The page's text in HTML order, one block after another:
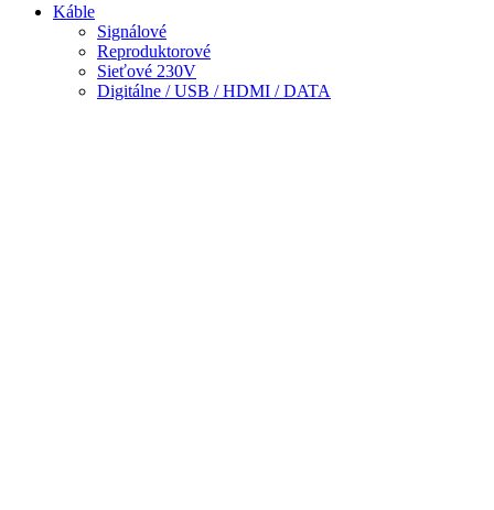
Káble
Signálové
Reproduktorové
Sieťové 230V
Digitálne / USB / HDMI / DATA